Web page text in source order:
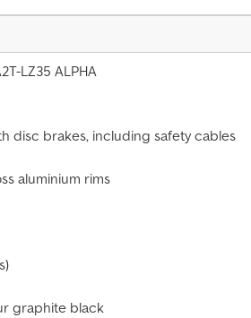
LZ35 ALPHA
disc brakes, including safety cables
aluminium rims
graphite black